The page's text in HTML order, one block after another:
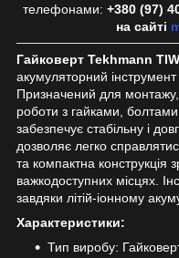
телефонами: +380 (97)
на сайті
Гайковерт Tekhmann
акумуляторний
Призначений для
роботи з гайками,
забезпечує стабільну і
дозволяє легко
та компактна конструкція
важкодоступних місцях.
завдяки літій-іонному
Характеристики:
Тип виробу: